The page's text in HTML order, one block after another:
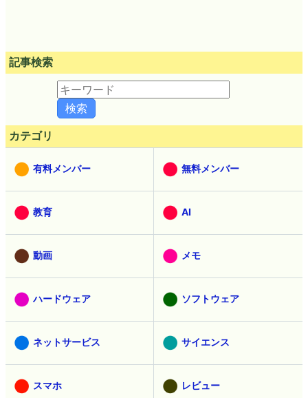
記事検索
カテゴリ
有料メンバー 無料メンバー
教育 AI
動画 メモ
ハードウェア ソフトウェア
ネットサービス サイエンス
スマホ レビュー